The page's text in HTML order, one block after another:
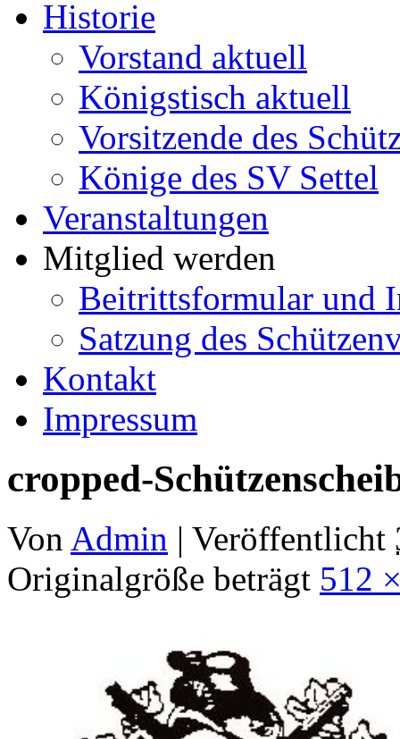
Historie
Vorstand aktuell
Königstisch aktuell
Vorsitzende des
Könige des SV Settel
Veranstaltungen
Mitglied werden
Beitrittsformular und
Satzung des
Kontakt
Impressum
cropped-
Von Admin | Veröffentlicht
Originalgröße beträgt 512